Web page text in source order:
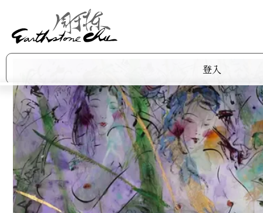
登入
作品集
商店
關於阿棟
展覽